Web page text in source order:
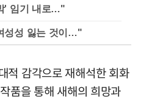
' 임기 내로…"
성성 잃는 것이…"
적 감각으로 재해석한 회화
품을 통해 새해의 희망과